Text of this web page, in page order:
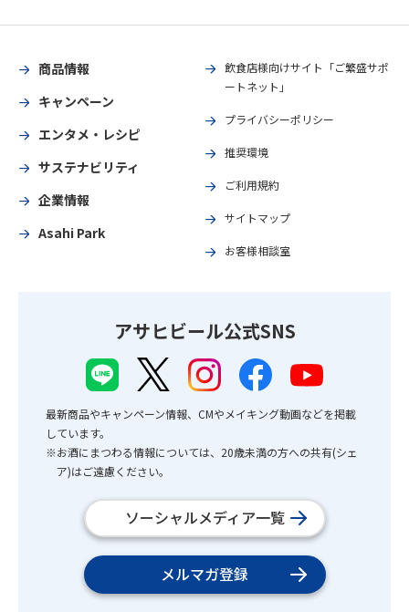
商品情報
キャンペーン
エンタメ・レシピ
サステナビリティ
企業情報
Asahi Park
飲食店様向けサイト「ご繁盛サポ
ートネット」
プライバシーポリシー
推奨環境
ご利用規約
サイトマップ
お客様相談室
アサヒビール公式SNS
最新商品やキャンペーン情報、CMやメイキング動画などを掲載
しています。
※お酒にまつわる情報については、20歳未満の方への共有(シェ
ア)はご遠慮ください。
ソーシャルメディア一覧
メルマガ登録